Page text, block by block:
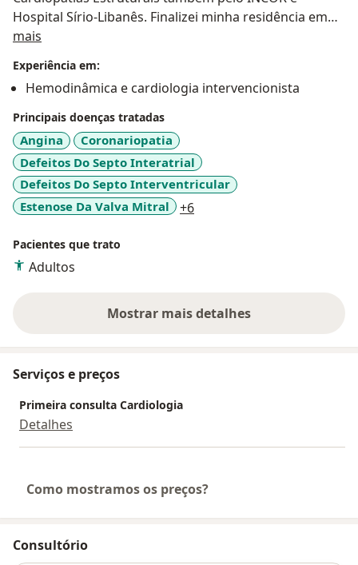
Hospital Sírio-Libanês. Finalizei minha residência em
São Paulo, nos centros de referência em cardiologia
do país, aprimorando minhas habilidades em
procedimentos minimamente invasivos, como
implante de válvulas por cateter (TAVI), fechamento de
forame oval patente (FOP), comunicação interatrial
(CIA), entre outros.
Meu compromisso é com a inovação e a educação
médica contínua, buscando sempre oferecer
tratamentos de ponta para condições cardíacas
mais
Experiência em:
Hemodinâmica e cardiologia intervencionista
Principais doenças tratadas
Angina
Coronariopatia
Defeitos Do Septo Interatrial
Defeitos Do Septo Interventricular
Estenose Da Valva Mitral
+6a11y_sr_more_diseases
Pacientes que trato
Adultos
Mostrar mais detalhes
sobre a experiência
Serviços e preços
Primeira consulta Cardiologia
Detalhes
Como mostramos os preços?
Consultório